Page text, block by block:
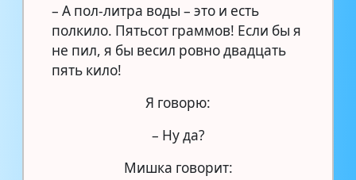
– А пол-литра воды – это и есть
полкило. Пятьсот граммов! Если бы я
не пил, я бы весил ровно двадцать
пять кило!
Я говорю:
– Ну да?
Мишка говорит: